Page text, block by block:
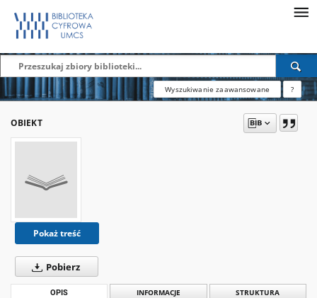
Wyszukiwanie zaawansowane ?
OBIEKT
Pokaż treść
Pobierz
OPIS INFORMACJE STRUKTURA